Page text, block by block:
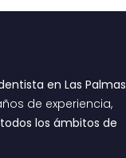
en Las Palmas
de experiencia,
los ámbitos de